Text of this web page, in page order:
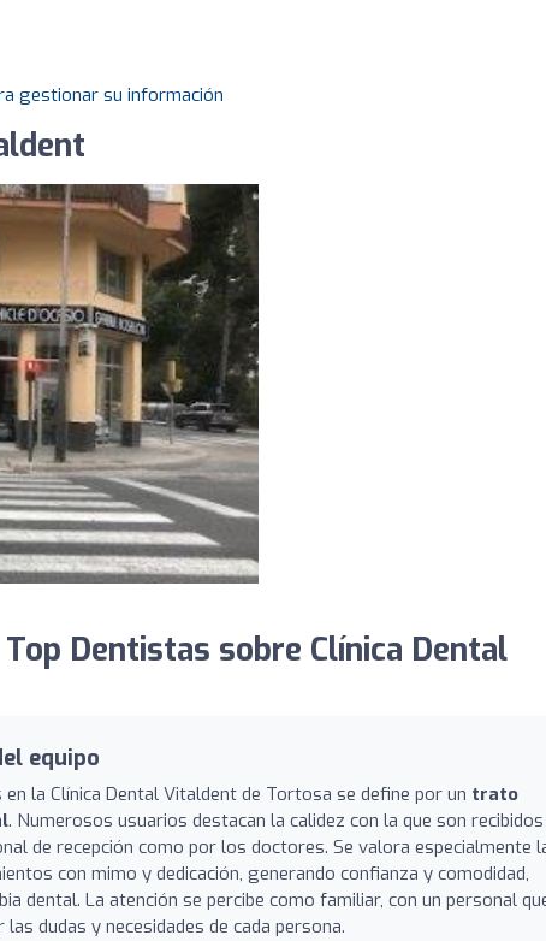
gestionar su información
Dentistas sobre Clínica Dental
equipo
la Clínica Dental Vitaldent de Tortosa se define por un trato
. Numerosos usuarios destacan la calidez con la que son recibidos
de recepción como por los doctores. Se valora especialmente
con mimo y dedicación, generando confianza y comodidad,
dental. La atención se percibe como familiar, con un personal
dudas y necesidades de cada persona.